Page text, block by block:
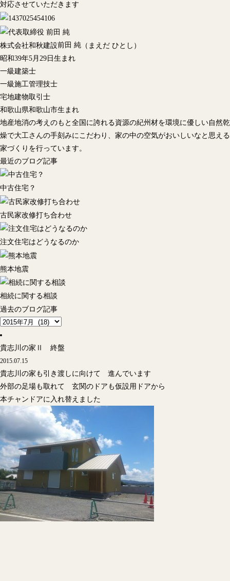
対応させていただきます
株式会社和秋建設前田 純 （まえだ ひとし）
昭和39年5月29日生まれ
一級建築士
一級施工管理技士
宅地建物取引士
和歌山県和歌山市生まれ
地産地消の考えのもと全国に誇れる資源の紀州材を環境に優しい自然乾
燥で大工さんの手刻みにこだわり、家の中の空気がおいしいなと思える
家づくりを行っています。
最近のブログ記事
中古住宅？
古民家改修打ち合わせ
注文住宅はどうなるのか
熊本地震
相続に関する相談
過去のブログ記事
貴志川の家Ⅱ 終盤
2015.07.15
貴志川の家も引き渡しに向けて 進んでいます
外部の足場も取れて 玄関のドアも仮設用ドアから
本チャンドアに入れ替えました